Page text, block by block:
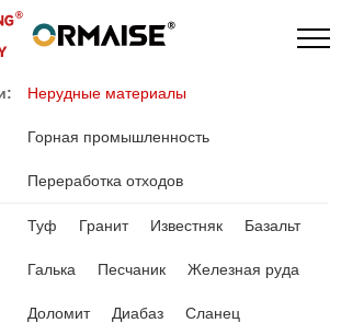
Нерудные материалы
Горная промышленность
Переработка отходов
Туф Гранит Известняк Базальт
Галька Песчаник Железная руда
Доломит Диабаз Сланец